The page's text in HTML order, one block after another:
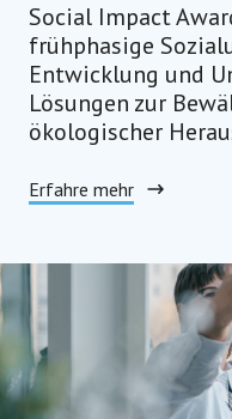
Social Impact
frühphasige
Entwicklung und
Lösungen zur
ökologischer
Erfahre mehr